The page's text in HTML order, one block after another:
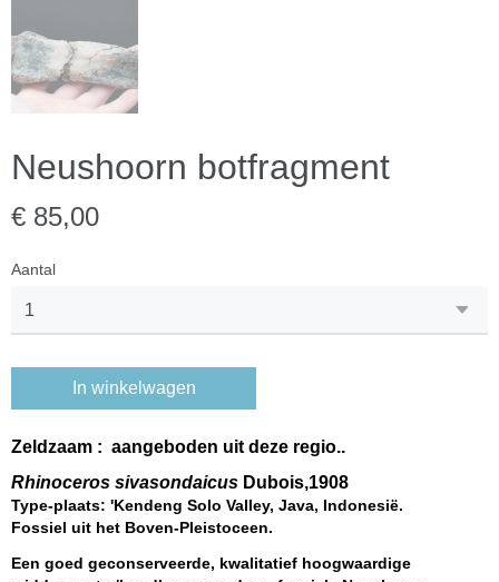
Neushoorn botfragment
€ 85,00
Aantal
In winkelwagen
Zeldzaam : aangeboden uit deze regio..
Rhinoceros sivasondaicus Dubois,1908
Type-plaats: 'Kendeng Solo Valley, Java, Indonesië.
Fossiel uit het Boven-Pleistoceen.
Een goed geconserveerde, kwalitatief hoogwaardige